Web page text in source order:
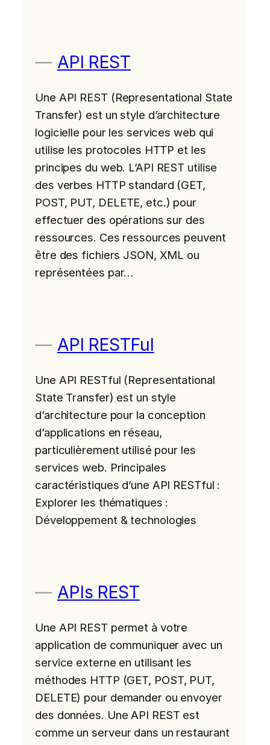
API REST
Une API REST (Representational State
Transfer) est un style d’architecture
logicielle pour les services web qui
utilise les protocoles HTTP et les
principes du web. L’API REST utilise
des verbes HTTP standard (GET,
POST, PUT, DELETE, etc.) pour
effectuer des opérations sur des
ressources. Ces ressources peuvent
être des fichiers JSON, XML ou
représentées par…
API RESTFul
Une API RESTful (Representational
State Transfer) est un style
d’architecture pour la conception
d’applications en réseau,
particulièrement utilisé pour les
services web. Principales
caractéristiques d’une API RESTful :
Explorer les thématiques :
Développement & technologies
APIs REST
Une API REST permet à votre
application de communiquer avec un
service externe en utilisant les
méthodes HTTP (GET, POST, PUT,
DELETE) pour demander ou envoyer
des données. Une API REST est
comme un serveur dans un restaurant